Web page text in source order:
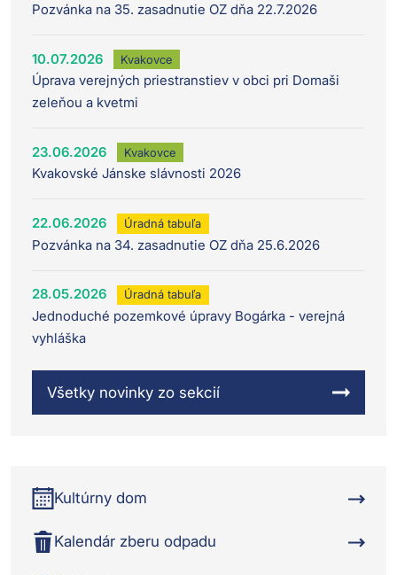
Pozvánka na 35. zasadnutie OZ dňa 22.7.2026
10.07.2026 Kvakovce
Úprava verejných priestranstiev v obci pri Domaši
zeleňou a kvetmi
23.06.2026 Kvakovce
Kvakovské Jánske slávnosti 2026
22.06.2026 Úradná tabuľa
Pozvánka na 34. zasadnutie OZ dňa 25.6.2026
28.05.2026 Úradná tabuľa
Jednoduché pozemkové úpravy Bogárka - verejná
vyhláška
Všetky novinky zo sekcií
Kultúrny dom
Kalendár zberu odpadu